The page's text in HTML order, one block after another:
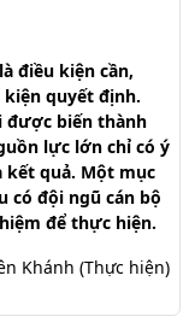
điều kiện cần,
quyết định.
được biến thành
lực lớn chỉ có ý
kết quả. Một mục
có đội ngũ cán bộ
để thực hiện.
Khánh (Thực hiện)